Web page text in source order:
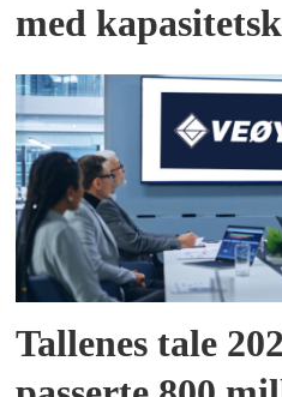
med
Tallenes tale